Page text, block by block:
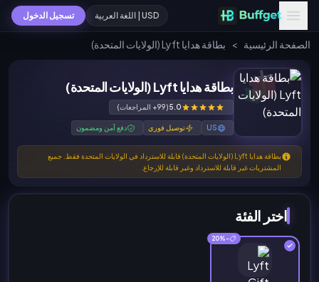
USD | اللغة العربية تسجيل الدخول
الصفحة الرئيسية > بطاقة هدايا Lyft (الولايات المتحدة)
بطاقة هدايا Lyft (الولايات المتحدة)
5.0(99+ المراجعات)
US توصيل فوري دفع آمن ومضمون
بطاقة هدايا Lyft (الولايات المتحدة) قابلة للاسترداد في الولايات المتحدة فقط. جميع
المشتريات غير قابلة للاسترداد وغير قابلة للإرجاع.
اختر الفئة
-20%